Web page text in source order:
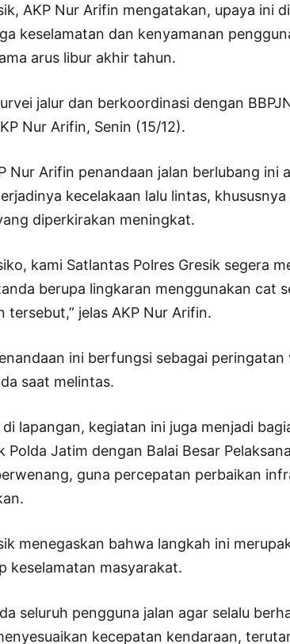
AKP Nur Arifin mengatakan, upaya ini
keselamatan dan kenyamanan
arus libur akhir tahun.
jalur dan berkoordinasi dengan
Nur Arifin, Senin (15/12).
Nur Arifin penandaan jalan berlubang ini
kecelakaan lalu lintas,
diperkirakan meningkat.
kami Satlantas Polres Gresik segera
berupa lingkaran menggunakan cat
tersebut,” jelas AKP Nur Arifin.
ini berfungsi sebagai peringatan
saat melintas.
lapangan, kegiatan ini juga menjadi
Polda Jatim dengan Balai Besar
guna percepatan perbaikan
menegaskan bahwa langkah ini
keselamatan masyarakat.
seluruh pengguna jalan agar selalu
kecepatan kendaraan,